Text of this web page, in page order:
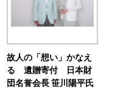
故人の「想い」かなえ
る 遺贈寄付 日本財
団名誉会長 笹川陽平氏